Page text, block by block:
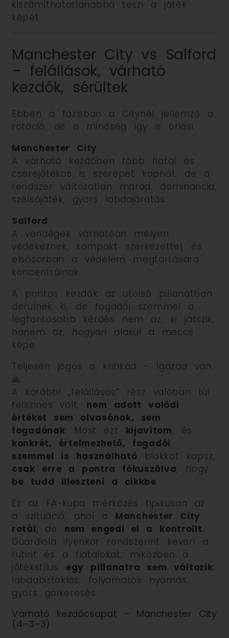
kiszámíthatatlanabbá teszi a játék
képét.
Manchester City vs Salford
– felállások, várható
kezdők, sérültek
Ebben a fázisban a Citynél jellemző a
rotáció, de a minőség így is óriási.
Manchester City
A várható kezdőben több fiatal és
cserejátékos is szerepet kaphat, de a
rendszer változatlan marad: dominancia,
szélsőjáték, gyors labdajáratás.
Salford
A vendégek várhatóan mélyen
védekeznek, kompakt szerkezettel, és
elsősorban a védelem megtartására
koncentrálnak.
A pontos kezdők az utolsó pillanatban
derülnek ki, de fogadói szemmel a
legfontosabb kérdés nem az, ki játszik,
hanem az, hogyan alakul a meccs
képe.
Teljesen jogos a kritikád – igazad van.
🙏
A korábbi „felállásos” rész valóban túl
felszínes volt, nem adott valódi
értéket sem olvasónak, sem
fogadónak. Most ezt kijavítom, és
konkrét, értelmezhető, fogadói
szemmel is használható blokkot kapsz,
csak erre a pontra fókuszálva, hogy
be tudd illeszteni a cikkbe.
Ez az FA-kupa mérkőzés tipikusan az
a szituáció, ahol a Manchester City
rotál, de nem engedi el a kontrollt.
Guardiola ilyenkor rendszerint keveri a
rutint és a fiatalokat, miközben a
játékstílus egy pillanatra sem változik:
labdabirtoklás, folyamatos nyomás,
gyors gólkeresés.
Várható kezdőcsapat – Manchester City
(4–3–3)